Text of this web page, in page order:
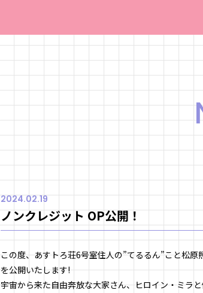
2024.02.19
ノンクレジット OP公開！
この度、あすトろ荘6号室住人の”てるるん”こと松
を公開いたします!
宇宙から来た自由奔放な大家さん、ヒロイン・ミラ